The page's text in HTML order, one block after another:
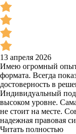
13 апреля 2026
Имею огромный опыт
формата. Всегда
достоверность в
Индивидуальный
высоком уровне.
не стоит на месте.
надежная правовая
Читать полностью